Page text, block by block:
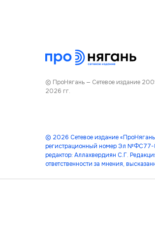
© ПроНягань — Сетевое издание
2026 гг.
© 2026 Сетевое издание
регистрационный номер Эл №ФС77-
редактор: Аллахвердиян С.Г.
ответственности за мнения,